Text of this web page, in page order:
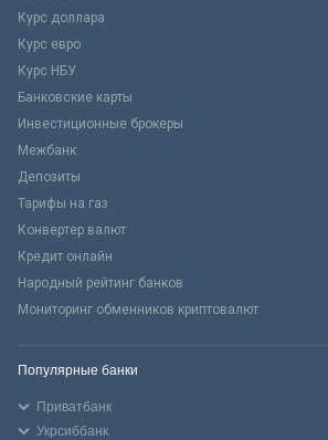
Курс доллара
Курс евро
Курс НБУ
Банковские карты
Инвестиционные брокеры
Межбанк
Депозиты
Тарифы на газ
Конвертер валют
Кредит онлайн
Народный рейтинг банков
Мониторинг обменников криптовалют
Популярные банки
Приватбанк
Укрсиббанк